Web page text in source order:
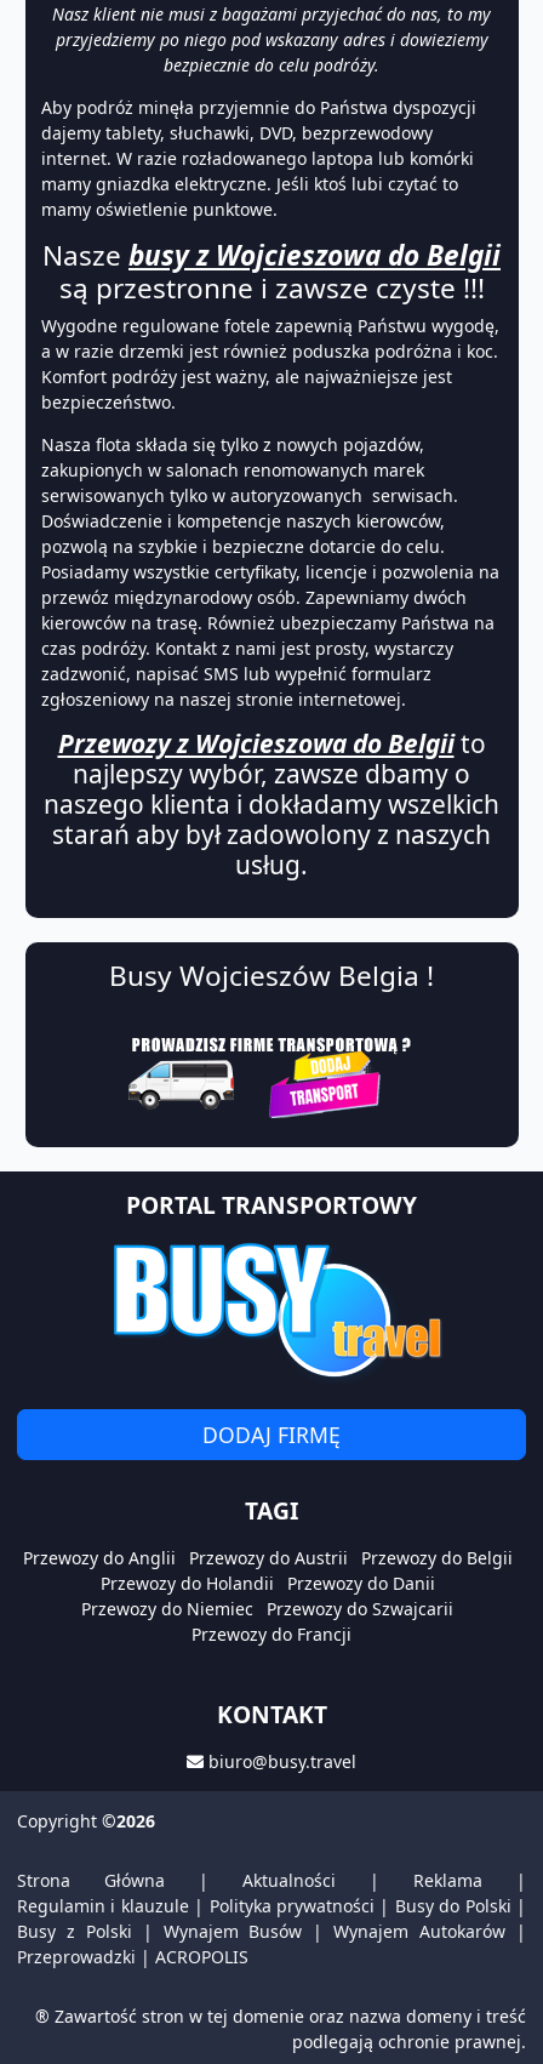
Nasz klient nie musi z bagażami przyjechać do nas, to my
przyjedziemy po niego pod wskazany adres i dowieziemy
bezpiecznie do celu podróży.
Aby podróż minęła przyjemnie do Państwa dyspozycji
dajemy tablety, słuchawki, DVD, bezprzewodowy
internet. W razie rozładowanego laptopa lub komórki
mamy gniazdka elektryczne. Jeśli ktoś lubi czytać to
mamy oświetlenie punktowe.
Nasze busy z Wojcieszowa do Belgii
są przestronne i zawsze czyste !!!
Wygodne regulowane fotele zapewnią Państwu wygodę,
a w razie drzemki jest również poduszka podróżna i koc.
Komfort podróży jest ważny, ale najważniejsze jest
bezpieczeństwo.
Nasza flota składa się tylko z nowych pojazdów,
zakupionych w salonach renomowanych marek
serwisowanych tylko w autoryzowanych serwisach.
Doświadczenie i kompetencje naszych kierowców,
pozwolą na szybkie i bezpieczne dotarcie do celu.
Posiadamy wszystkie certyfikaty, licencje i pozwolenia na
przewóz międzynarodowy osób. Zapewniamy dwóch
kierowców na trasę. Również ubezpieczamy Państwa na
czas podróży. Kontakt z nami jest prosty, wystarczy
zadzwonić, napisać SMS lub wypełnić formularz
zgłoszeniowy na naszej stronie internetowej.
Przewozy z Wojcieszowa do Belgiito
najlepszy wybór, zawsze dbamy o
naszego klienta i dokładamy wszelkich
starań aby był zadowolony z naszych
usług.
Busy Wojcieszów Belgia !
PORTAL TRANSPORTOWY
DODAJ FIRMĘ
TAGI
Przewozy do Anglii Przewozy do Austrii
Przewozy do Belgii
Przewozy do Holandii
Przewozy do Danii
Przewozy do Niemiec
Przewozy do Szwajcarii
Przewozy do Francji
KONTAKT
biuro@busy.travel
Copyright ©2026
Strona Główna | Aktualności | Reklama |
Regulamin i klauzule| Polityka prywatności | Busy do Polski |
Busy z Polski | Wynajem Busów |Wynajem Autokarów |
Przeprowadzki | ACROPOLIS
® Zawartość stron w tej domenie oraz nazwa domeny i treść
podlegają ochronie prawnej.